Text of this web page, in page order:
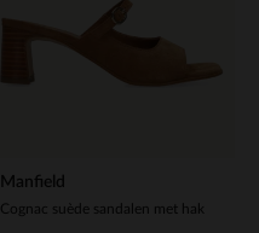
Manfield
Cognac suède sandalen met hak